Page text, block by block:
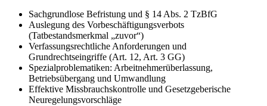
Sachgrundlose Befristung und § 14 Abs. 2 TzBfG
Auslegung des Vorbeschäftigungsverbots
(Tatbestandsmerkmal „zuvor“)
Verfassungsrechtliche Anforderungen und
Grundrechtseingriffe (Art. 12, Art. 3 GG)
Spezialproblematiken: Arbeitnehmerüberlassung,
Betriebsübergang und Umwandlung
Effektive Missbrauchskontrolle und Gesetzgeberische
Neuregelungsvorschläge